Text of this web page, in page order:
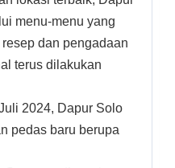
menu-menu yang
dan pengadaan
terus dilakukan
2024, Dapur Solo
pedas baru berupa